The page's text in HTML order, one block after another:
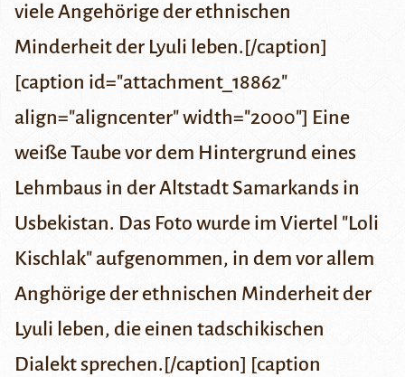
viele Angehörige der ethnischen
Minderheit der Lyuli leben.[/caption]
[caption id="attachment_18862"
align="aligncenter" width="2000"] Eine
weiße Taube vor dem Hintergrund eines
Lehmbaus in der Altstadt Samarkands in
Usbekistan. Das Foto wurde im Viertel "Loli
Kischlak" aufgenommen, in dem vor allem
Anghörige der ethnischen Minderheit der
Lyuli leben, die einen tadschikischen
Dialekt sprechen.[/caption] [caption